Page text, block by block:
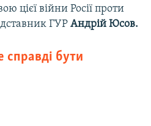
цієї війни Росії проти
ГУР Андрій Юсов.
бути